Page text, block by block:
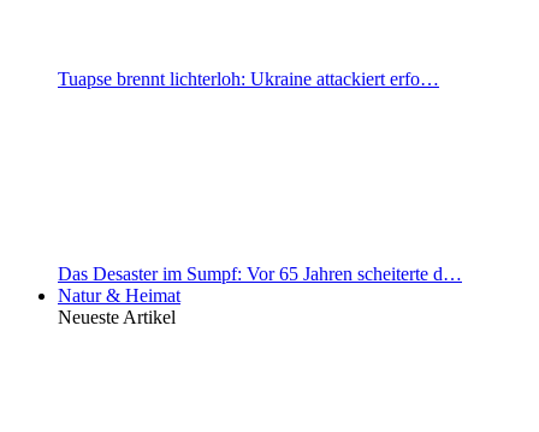
Tuapse brennt lichterloh: Ukraine attackiert erfo…
Das Desaster im Sumpf: Vor 65 Jahren scheiterte d…
Natur & Heimat
Neueste Artikel